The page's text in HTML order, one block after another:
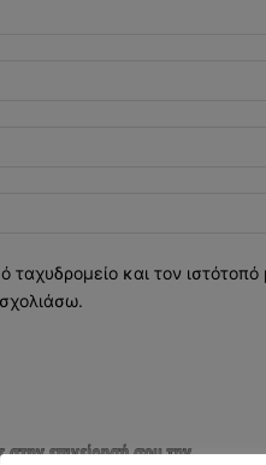
ταχυδρομείο και τον